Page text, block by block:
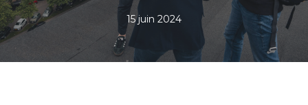
15 juin 2024